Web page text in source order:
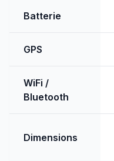
Batterie
GPS
WiFi /
Bluetooth
Dimensions